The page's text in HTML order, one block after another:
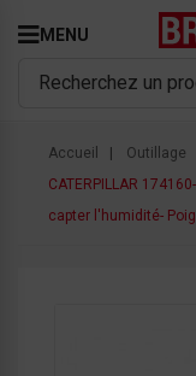
MENU
Accueil Outillage
CATERPILLAR
capter l'humidité-